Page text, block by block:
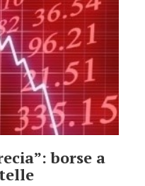
borse a